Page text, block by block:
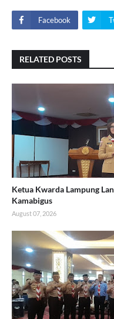
Facebook
RELATED POSTS
Ketua Kwarda Lampung
Kamabigus
August 07, 2026